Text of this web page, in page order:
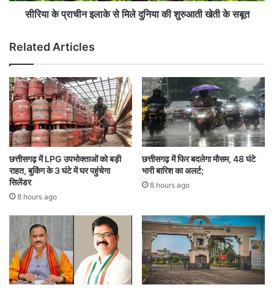
गां
व
-
गां
व
,
ले
दु
नि
या
की
शु
रु
आ
ती
खे
ती
के
बू
त
सीरिया के प्राचीन इलाके से मिले दुनिया की शुरुआती खेती के सबूत
Related Articles
छत्तीसगढ़ में LPG उपभोक्ताओं को बड़ी
राहत, बुकिंग के 3 घंटे में घर पहुंचेगा
सिलेंडर
8 hours ago
छत्तीसगढ़ में फिर बदलेगा मौसम, 48 घंटे
भारी बारिश का अलर्ट;
8 hours ago